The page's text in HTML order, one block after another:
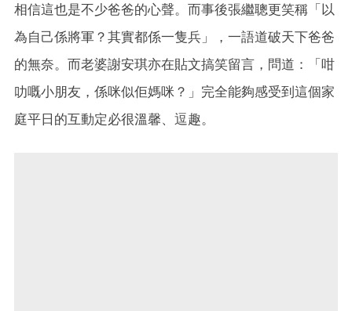
相信這也是不少爸爸的心聲。而事後張繼聰更笑稱「以
為自己係將軍？其實都係一隻兵」，一語道破天下爸爸
的無奈。而老婆謝安琪亦在貼文搞笑留言，問道：「咁
叻嘅小朋友，係咪似佢媽咪？」完全能夠感受到這個家
庭平日的互動定必很溫馨、逗趣。